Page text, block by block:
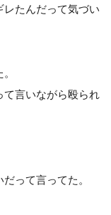
たんだって気づい
て言いながら殴られ
って言ってた。